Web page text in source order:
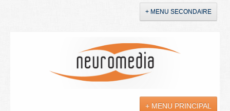
+ MENU SECONDAIRE
+ MENU PRINCIPAL